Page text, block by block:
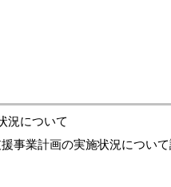
況について
事業計画の実施状況につい